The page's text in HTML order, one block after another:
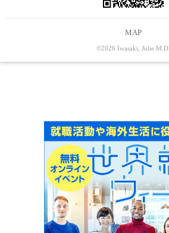
MAP
©2026 Iwasaki, Julie M.D.